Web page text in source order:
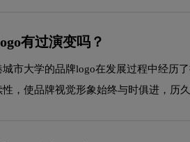
有过演变吗？
市大学的品牌logo在发展过程中经历
，使品牌视觉形象始终与时俱进，历久